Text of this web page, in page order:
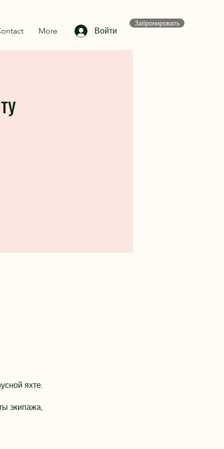
More Войти
Забронировать
яхте.
экипажа,